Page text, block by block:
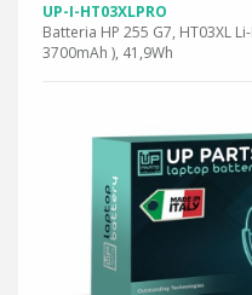
UP-I-HT03XLPRO
Batteria HP 255 G7, HT03XL
3700mAh ), 41,9Wh